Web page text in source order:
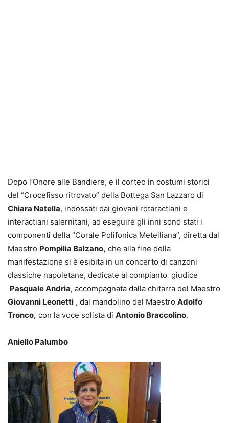
Dopo l’Onore alle Bandiere, e il corteo in costumi storici
del “Crocefisso ritrovato” della Bottega San Lazzaro di
Chiara Natella, indossati dai giovani rotaractiani e
interactiani salernitani, ad eseguire gli inni sono stati i
componenti della “Corale Polifonica Metelliana”, diretta dal
Maestro Pompilia Balzano, che alla fine della
manifestazione si è esibita in un concerto di canzoni
classiche napoletane, dedicate al compianto giudice
Pasquale Andria, accompagnata dalla chitarra del Maestro
Giovanni Leonetti , dal mandolino del Maestro Adolfo
Tronco, con la voce solista di Antonio Braccolino.
Aniello Palumbo